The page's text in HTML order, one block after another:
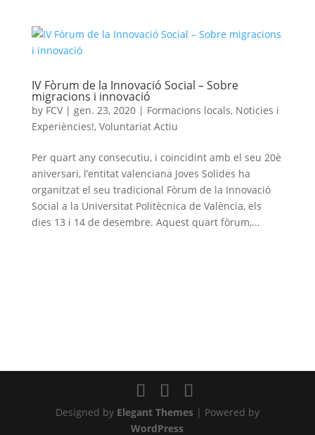
IV Fòrum de la Innovació Social – Sobre
migracions i innovació
by FCV| gen. 23, 2020| Formacions locals, Noticies i
Experiències!, Voluntariat Actiu
Per quart any consecutiu, i coincidint amb el seu 20è
aniversari, l’entitat valenciana Joves Solides ha
organitzat el seu tradicional Fòrum de la Innovació
Social a la Universitat Politècnica de València, els
dies 13 i 14 de desembre. Aquest quart fòrum,...
Designed by Elegant Themes| Powered by
WordPress